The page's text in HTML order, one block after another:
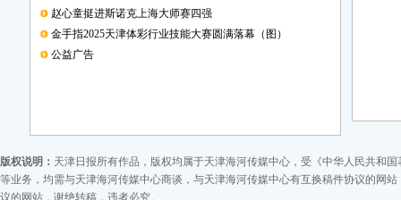
赵心童挺进斯诺克上海大师赛四强
金手指2025天津体彩行业技能大赛圆满落幕（图）
公益广告
版权说明： 天津日报所有作品，版权均属于天津海河传媒中心，受《中华人民共和
等业务，均需与天津海河传媒中心商谈，与天津海河传媒中心有互换稿件协议的网
议的网站，谢绝转稿，违者必究。